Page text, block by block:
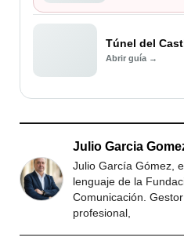
Túnel del
Abrir guía →
Julio Garcia
Julio García Gómez,
lenguaje de la
Comunicación.
profesional,